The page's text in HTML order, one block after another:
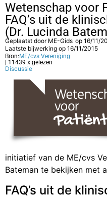
Wetenschap voor
FAQ’s uit de
(Dr. Lucinda
Geplaatst door ME-Gids op 16/11/
Laatste bijwerking op 16/11/2015
Bron: ME/cvs Vereniging
| 11439 x gelezen
Discussie
initiatief van de ME/cvs
Bateman te bekijken met
FAQ’s uit de